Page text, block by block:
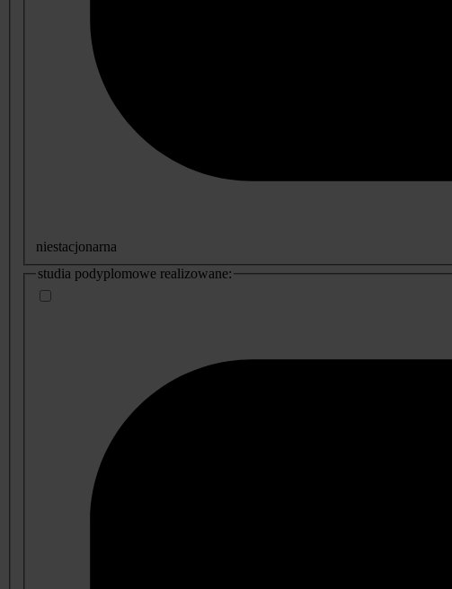
niestacjonarna
studia podyplomowe realizowane: